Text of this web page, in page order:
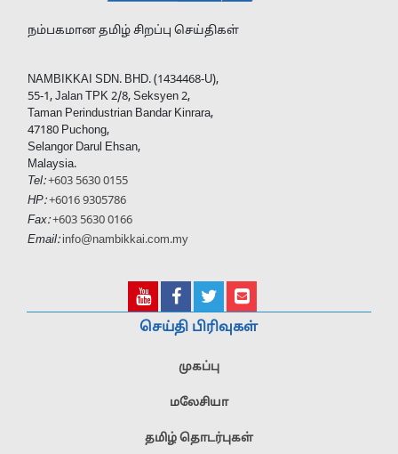
நம்பகமான தமிழ் சிறப்பு செய்திகள்
NAMBIKKAI SDN. BHD. (1434468-U),
55-1, Jalan TPK 2/8, Seksyen 2,
Taman Perindustrian Bandar Kinrara,
47180 Puchong,
Selangor Darul Ehsan,
Malaysia.
Tel:+603 5630 0155
HP:+6016 9305786
Fax: +603 5630 0166
Email: info@nambikkai.com.my
செய்தி பிரிவுகள்
முகப்பு
மலேசியா
தமிழ் தொடர்புகள்